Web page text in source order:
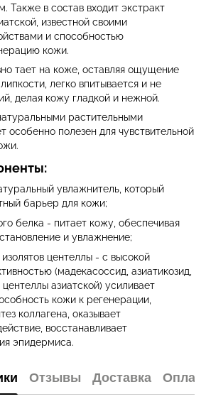
Также в состав входит экстракт
известной своими
и способностью
кожи.
тает на коже, оставляя ощущение
легко впитывается и не
делая кожу гладкой и нежной.
растительными
особенно полезен для чувствительной
увлажнитель, который
барьер для кожи;
белка - питает кожу, обеспечивая
и увлажнение;
центеллы - с высокой
(мадекасоссид, азиатикозид,
центеллы азиатской) усиливает
кожи к регенерации,
коллагена, оказывает
восстанавливает
эпидермиса.
Отзывы Доставка